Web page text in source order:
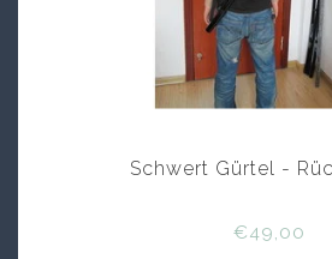
Schwert Gürtel -
€49,00